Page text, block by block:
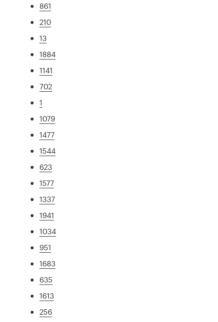
861
210
13
1884
1141
702
1
1079
1477
1544
623
1577
1337
1941
1034
951
1683
635
1613
256